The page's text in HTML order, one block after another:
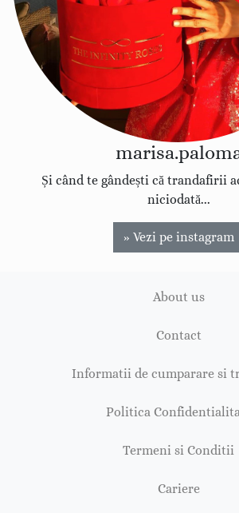
Și când te gândești că trandafirii
niciodată...
» Vezi pe instagram
About us
Contact
Informatii de cumparare si
Politica
Termeni si Conditii
Cariere